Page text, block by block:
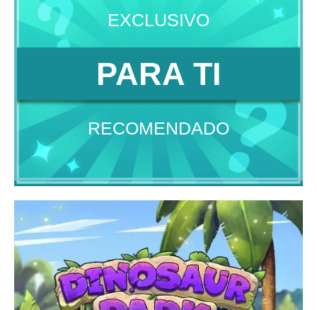
EXCLUSIVO
PARA TI
RECOMENDADO